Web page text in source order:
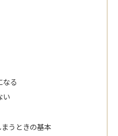
なる
い
うときの基本